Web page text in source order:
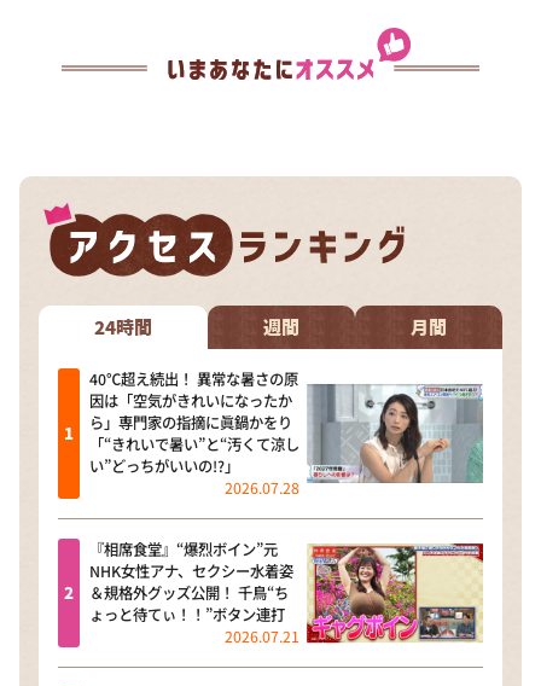
24時間 週間 月間
40℃超え続出！ 異常な暑さの原
因は「空気がきれいになったか
ら」専門家の指摘に眞鍋かをり
「“きれいで暑い”と“汚くて涼し
い”どっちがいいの!?」
2026.07.28
『相席食堂』“爆烈ボイン”元
NHK女性アナ、セクシー水着姿
＆規格外グッズ公開！ 千鳥“ち
ょっと待てぃ！！”ボタン連打
2026.07.21